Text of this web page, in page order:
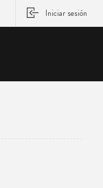
Iniciar sesión